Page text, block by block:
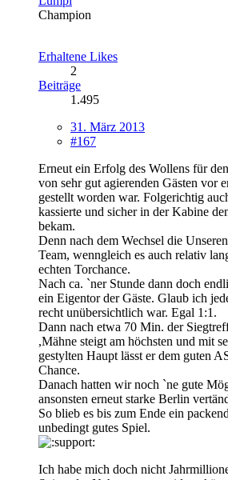
Champion
Erhaltene Likes
2
Beiträge
1.495
31. März 2013
#167
Erneut ein Erfolg des Wollens für
von sehr gut agierenden Gästen vor
gestellt worden war. Folgerichtig
kassierte und sicher in der Kabine
bekam.
Denn nach dem Wechsel die
Team, wenngleich es auch relativ
echten Torchance.
Nach ca. `ner Stunde dann doch
ein Eigentor der Gäste. Glaub ich
recht unübersichtlich war. Egal 1:1.
Dann nach etwa 70 Min. der
,Mähne steigt am höchsten und mit
gestylten Haupt lässt er dem guten
Chance.
Danach hatten wir noch `ne gute
ansonsten erneut starke Berlin
So blieb es bis zum Ende ein
unbedingt gutes Spiel.
Ich habe mich doch nicht